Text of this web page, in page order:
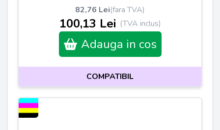
82,76 Lei(fara TVA)
100,13 Lei (TVA inclus)
Adauga in cos
COMPATIBIL